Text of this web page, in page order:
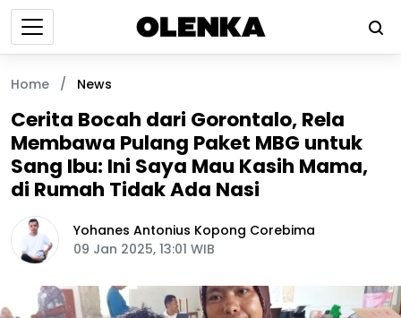
Home / News
Cerita Bocah dari Gorontalo, Rela
Membawa Pulang Paket MBG untuk
Sang Ibu: Ini Saya Mau Kasih Mama,
di Rumah Tidak Ada Nasi
Yohanes Antonius Kopong Corebima
09 Jan 2025, 13:01 WIB